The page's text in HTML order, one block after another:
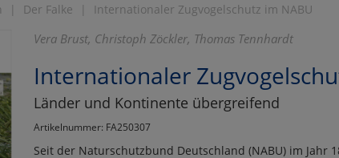
Der Falke Internationaler Zugvogelschutz im NABU
Vera Brust, Christoph Zöckler, Thomas Tennhardt
Internationaler
Länder und Kontinente übergreifend
Artikelnummer: FA250307
Seit der Naturschutzbund Deutschland (NABU) im